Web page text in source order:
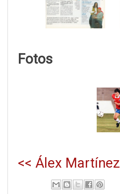
Fotos
<< Álex Martínez